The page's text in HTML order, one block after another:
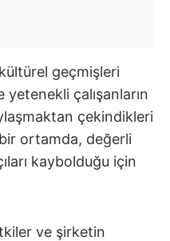
geçmişleri
çalışanların
çekindikleri
ortamda, değerli
kaybolduğu için
ve şirketin